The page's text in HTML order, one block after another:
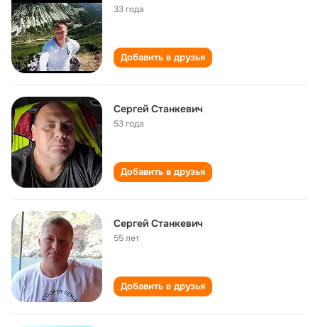
33 года
Добавить в друзья
Сергей Станкевич
53 года
Добавить в друзья
Сергей Станкевич
55 лет
Добавить в друзья